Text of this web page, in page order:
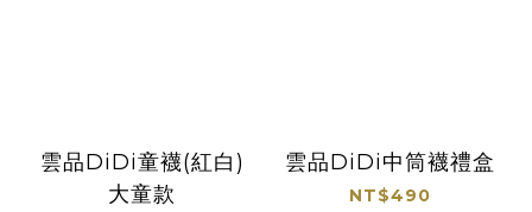
雲品DiDi童襪(紅白)
大童款
雲品DiDi中筒襪禮盒
NT$490